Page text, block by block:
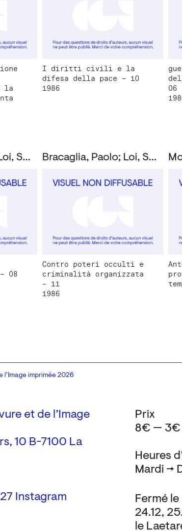
la
I diritti civili e la
difesa della pace – 10
1986
06
Bracaglia, Paolo; Loi, Susanna; Montanucci, Giuseppe
08
Bracaglia, Paolo; Loi, Susanna; Montanucci, Giuseppe
Contro poteri occulti e
criminalità organizzata
– 11
1986
et de l’Image
10 B-7100 La
Instagram
Heures
Mardi →
Fermé le
24.12,
le
Prix
8€ — 3€
imprimée 2026